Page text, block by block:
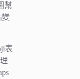
幫
變
表